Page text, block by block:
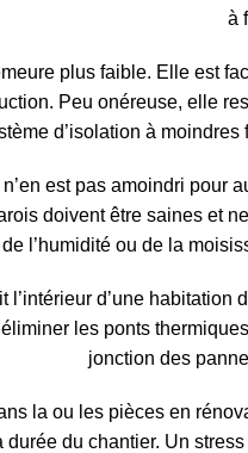
à
plus faible. Elle est
Peu onéreuse, elle
d’isolation à moindres
est pas amoindri pour
doivent être saines et
l’humidité ou de la
d’une habitation
les ponts
jonction des
la ou les pièces en
du chantier. Un stress